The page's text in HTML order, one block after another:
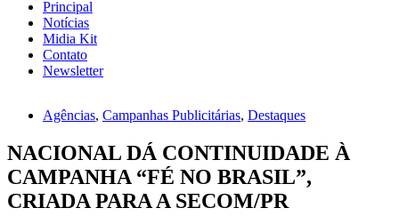
Principal
Notícias
Midia Kit
Contato
Newsletter
Agências, Campanhas Publicitárias, Destaques
NACIONAL DÁ CONTINUIDADE À
CAMPANHA “FÉ NO BRASIL”,
CRIADA PARA A SECOM/PR